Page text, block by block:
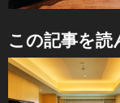
この記事を